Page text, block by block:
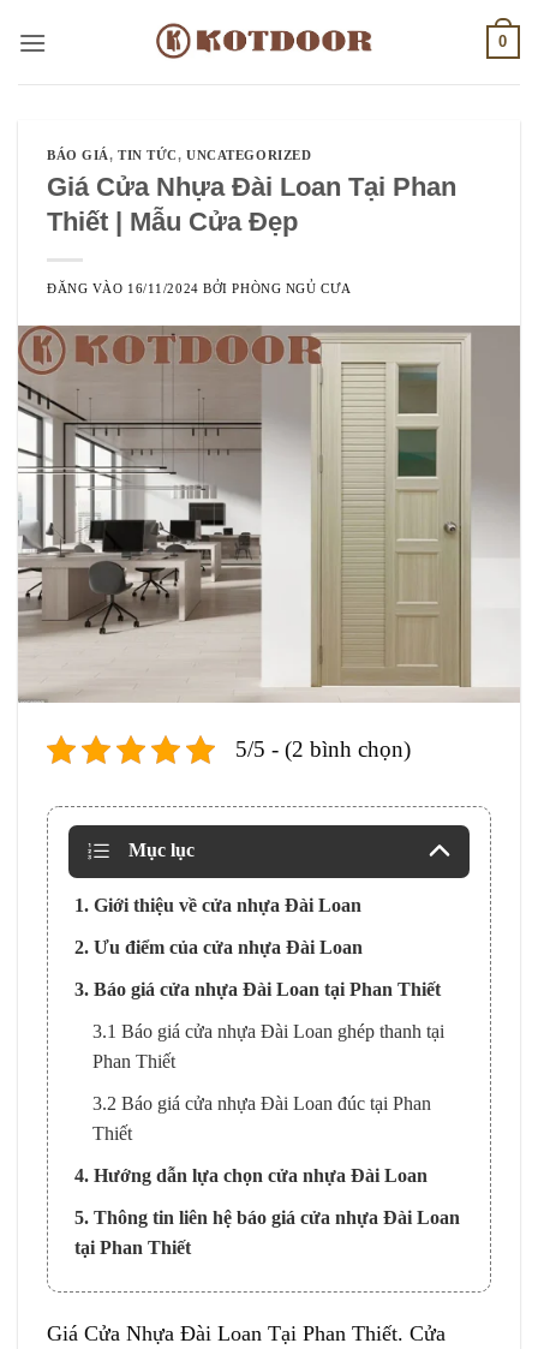
qua
0
BÁO GIÁ,TIN TỨC,UNCATEGORIZED
Giá Cửa Nhựa Đài Loan Tại Phan
Thiết | Mẫu Cửa Đẹp
ĐĂNG VÀO 16/11/2024 BỞIPHÒNG NGỦ CƯA
5/5 - (2 bình chọn)
Mục lục
1. Giới thiệu về cửa nhựa Đài Loan
2. Ưu điểm của cửa nhựa Đài Loan
3. Báo giá cửa nhựa Đài Loan tại Phan Thiết
3.1 Báo giá cửa nhựa Đài Loan ghép thanh tại
Phan Thiết
3.2 Báo giá cửa nhựa Đài Loan đúc tại Phan
Thiết
4. Hướng dẫn lựa chọn cửa nhựa Đài Loan
5. Thông tin liên hệ báo giá cửa nhựa Đài Loan
tại Phan Thiết
Giá Cửa Nhựa Đài Loan Tại Phan Thiết. Cửa